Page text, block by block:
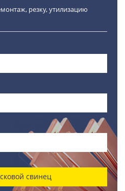
резку, утилизацию
свинец